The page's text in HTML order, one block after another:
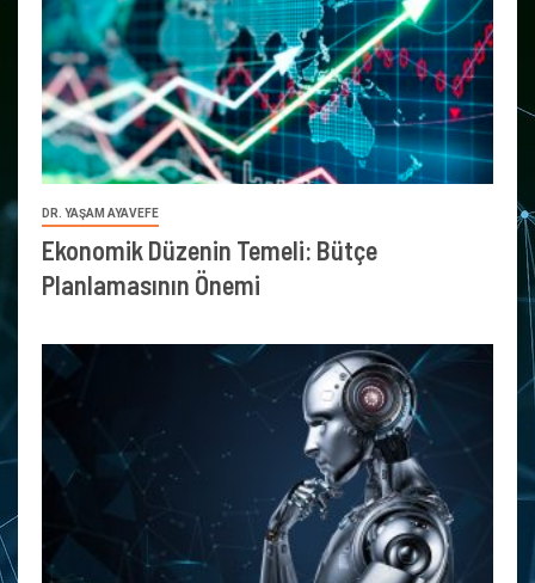
DR. YAŞAM AYAVEFE
Ekonomik Düzenin Temeli: Bütçe
Planlamasının Önemi